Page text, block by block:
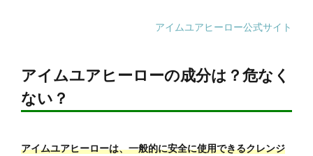
アイムユアヒーロー公式サイト
アイムユアヒーローの成分は？危なく
ない？
アイムユアヒーローは、一般的に安全に使用できるクレンジ